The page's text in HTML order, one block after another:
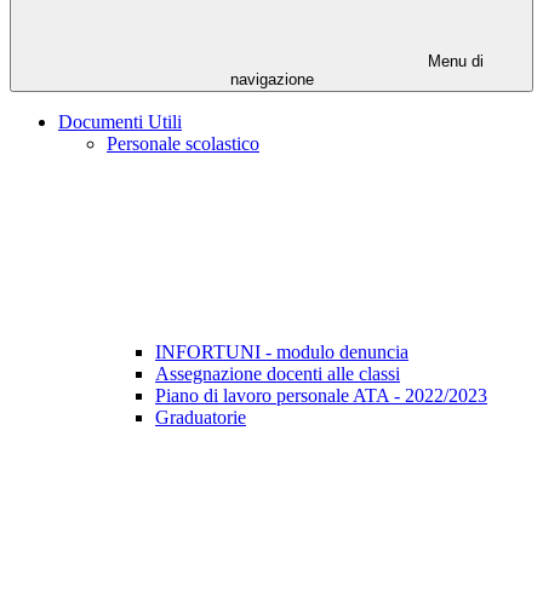
Menu di
navigazione
Documenti Utili
Personale scolastico
INFORTUNI - modulo denuncia
Assegnazione docenti alle classi
Piano di lavoro personale ATA - 2022/2023
Graduatorie